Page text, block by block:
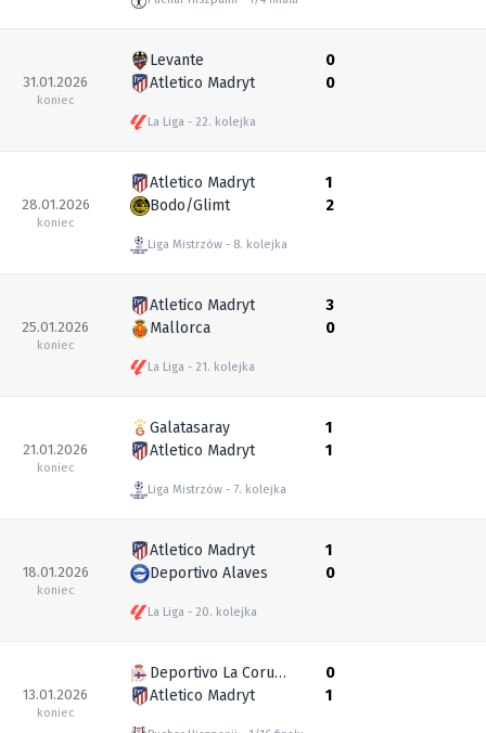
31.01.2026
koniec
Levante
Atletico Madryt
La Liga 22. kolejka
0
0
28.01.2026
koniec
Atletico Madryt
Bodo/Glimt
Liga Mistrzów 8. kolejka
1
2
25.01.2026
koniec
Atletico Madryt
Mallorca
La Liga 21. kolejka
3
0
21.01.2026
koniec
Galatasaray
Atletico Madryt
Liga Mistrzów 7. kolejka
1
1
18.01.2026
koniec
Atletico Madryt
Deportivo Alaves
La Liga 20. kolejka
1
0
13.01.2026
koniec
Deportivo La Coruna
Atletico Madryt
0
1